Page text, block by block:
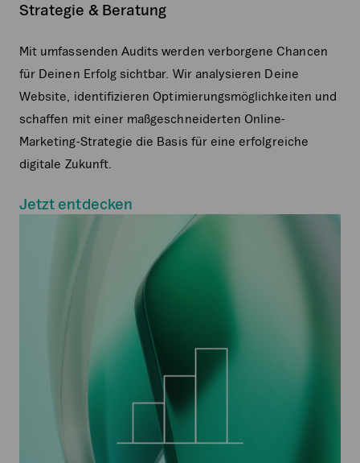
Strategie & Beratung
Mit umfassenden Audits werden verborgene Chancen
für Deinen Erfolg sichtbar. Wir analysieren Deine
Website, identifizieren Optimierungsmöglichkeiten und
schaffen mit einer maßgeschneiderten Online-
Marketing-Strategie die Basis für eine erfolgreiche
digitale Zukunft.
Jetzt entdecken